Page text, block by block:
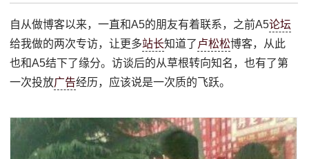
自从做博客以来，一直和A5的朋友有着联系，之前A5论坛
给我做的两次专访，让更多站长知道了 卢松松博客，从此
也和A5结下了缘分。访谈后的从草根转向知名，也有了第
一次投放广告经历，应该说是一次质的飞跃。